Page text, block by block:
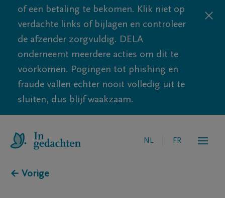
of een betaling te bekomen. Klik niet op
verdachte links of bijlagen en controleer
de afzender zorgvuldig. DELA
onderneemt meerdere acties om dit te
voorkomen. Pogingen tot phishing en
fraude vallen echter nooit volledig uit te
sluiten, dus blijf waakzaam.
NL FR
← Vorige